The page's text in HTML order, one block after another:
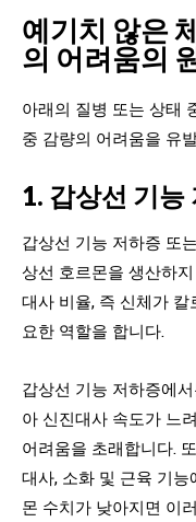
예기치 않은
의 어려움의
아래의 질병 또는 상태
중 감량의 어려움을 유
1. 갑상선 기능
갑상선 기능 저하증 또
상선 호르몬을 생산하
대사 비율, 즉 신체가
요한 역할을 합니다.
갑상선 기능 저하증에
아 신진대사 속도가 느
어려움을 초래합니다.
대사, 소화 및 근육 기
몬 수치가 낮아지면 이